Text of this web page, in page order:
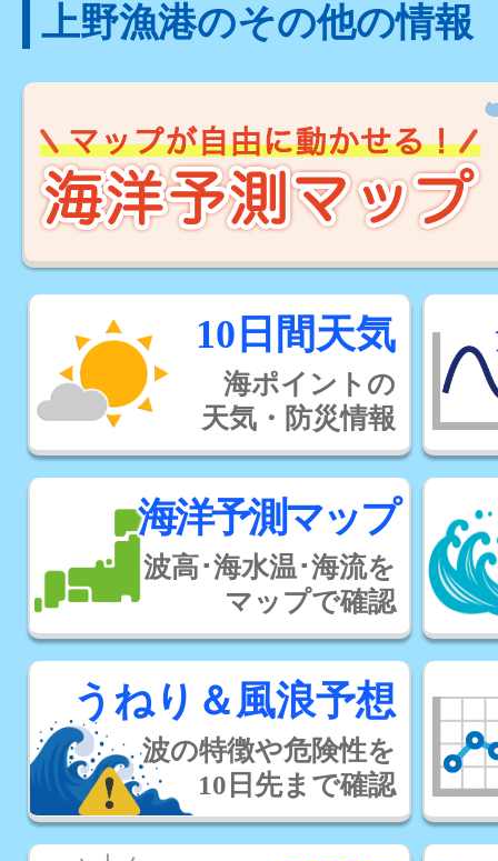
上野漁港のその他の情報
10日間天気
海ポイントの
天気・防災情報
海洋予測マップ
波高･海水温･海流を
マップで確認
うねり＆風浪予想
波の特徴や危険性を
10日先まで確認